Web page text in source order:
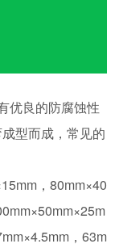
优良的防腐蚀性
型而成，常见的
，80mm×40
，63m